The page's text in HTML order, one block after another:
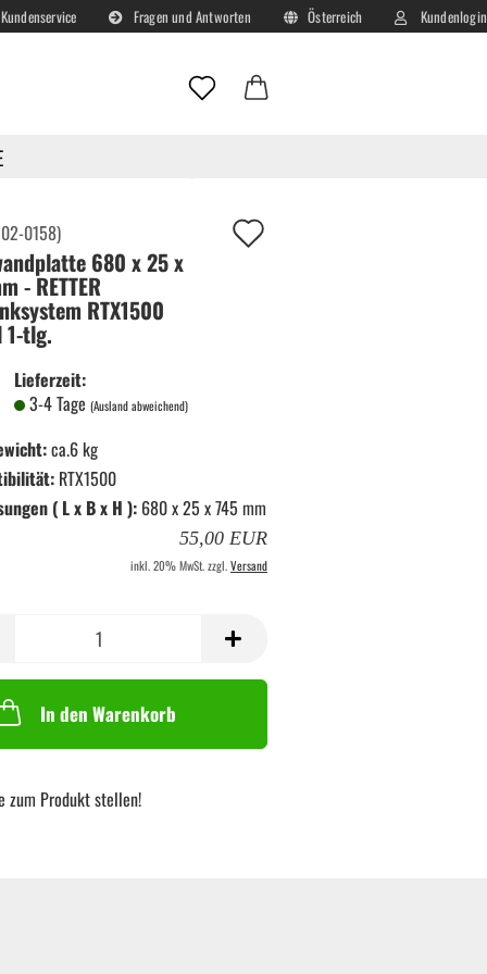
Kundenservice Fragen und Antworten Österreich Kundenlogin
Schranksystem RTX1500 Modul 1-tlg.
02-0158)
680 x 25 x
- RETTER
RTX1500
1-tlg.
Lieferzeit:
3-4 Tage (Ausland abweichend)
ca.6 kg
RTX1500
( L x B x H ): 680 x 25 x 745 mm
55,00 EUR
inkl. 20% MwSt. zzgl.Versand
In den Warenkorb
zum Produkt stellen!